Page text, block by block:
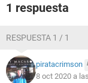
1 respuesta
RESPUESTA 1 / 1
piratacrimson
8 oct 2020 a